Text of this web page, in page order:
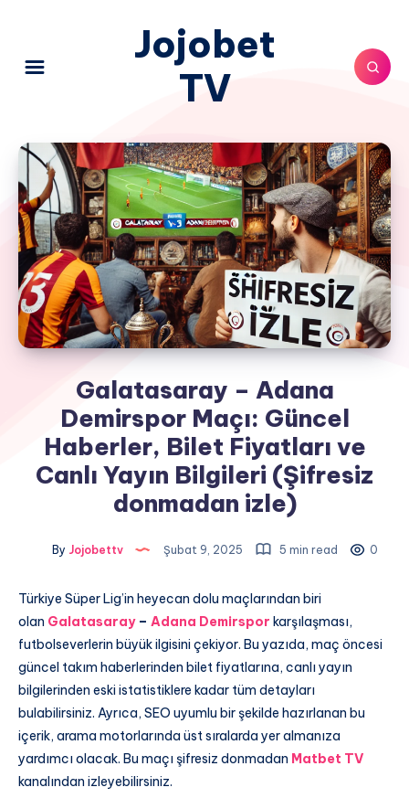
Jojobet
TV
Galatasaray – Adana
Demirspor Maçı: Güncel
Haberler, Bilet Fiyatları ve
Canlı Yayın Bilgileri (Şifresiz
donmadan izle)
By Jojobettv Şubat 9, 2025 5 min read 0
Türkiye Süper Lig’in heyecan dolu maçlarından biri
olan Galatasaray– Adana Demirspor karşılaşması,
futbolseverlerin büyük ilgisini çekiyor. Bu yazıda, maç öncesi
güncel takım haberlerinden bilet fiyatlarına, canlı yayın
bilgilerinden eski istatistiklere kadar tüm detayları
bulabilirsiniz. Ayrıca, SEO uyumlu bir şekilde hazırlanan bu
içerik, arama motorlarında üst sıralarda yer almanıza
yardımcı olacak. Bu maçı şifresiz donmadan Matbet TV
kanalından izleyebilirsiniz.